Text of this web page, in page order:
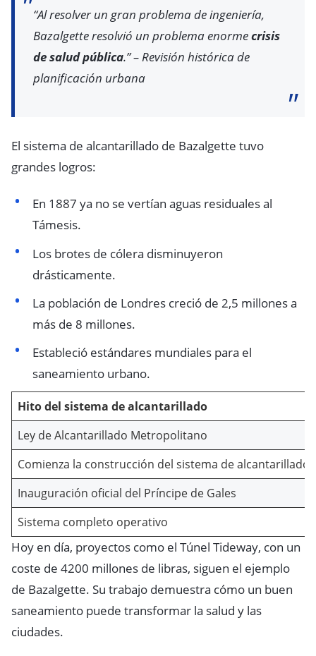
“Al resolver un gran problema de ingeniería,
Bazalgette resolvió un problema enormecrisis
de salud pública.” – Revisión histórica de
planificación urbana
El sistema de alcantarillado de Bazalgette tuvo
grandes logros:
En 1887 ya no se vertían aguas residuales al
Támesis.
Los brotes de cólera disminuyeron
drásticamente.
La población de Londres creció de 2,5 millones a
más de 8 millones.
Estableció estándares mundiales para el
saneamiento urbano.
Hito del sistema de alcantarillado
Ley de Alcantarillado Metropolitano
Comienza la construcción del sistema de alcantarillado
Inauguración oficial del Príncipe de Gales
Sistema completo operativo
Hoy en día, proyectos como el Túnel Tideway, con un
coste de 4200 millones de libras, siguen el ejemplo
de Bazalgette. Su trabajo demuestra cómo un buen
saneamiento puede transformar la salud y las
ciudades.